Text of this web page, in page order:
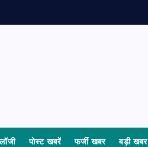
पोस्ट खबरें फर्जी खबर बड़ी खबर